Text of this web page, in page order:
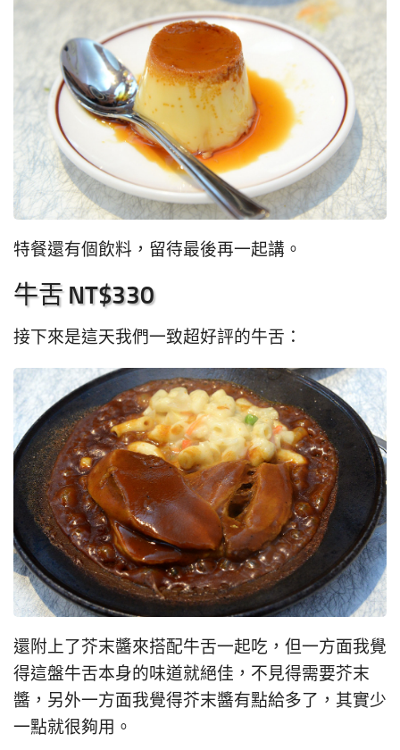
特餐還有個飲料，留待最後再一起講。
牛舌 NT$330
接下來是這天我們一致超好評的牛舌：
還附上了芥末醬來搭配牛舌一起吃，但一方面我覺
得這盤牛舌本身的味道就絕佳，不見得需要芥末
醬，另外一方面我覺得芥末醬有點給多了，其實少
一點就很夠用。